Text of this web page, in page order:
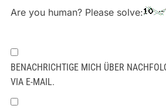
Are you human? Please solve:
BENACHRICHTIGE MICH ÜBER
VIA E-MAIL.